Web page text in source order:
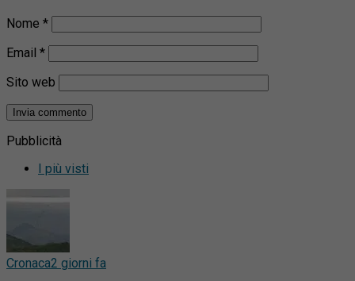
Nome *
Email *
Sito web
Pubblicità
I più visti
Cronaca2 giorni fa